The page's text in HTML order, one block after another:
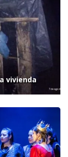
vivienda